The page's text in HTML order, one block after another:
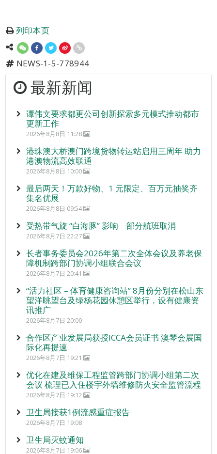
列印本页
NEWS-1-5-778944
最新新闻
谭伟文要求都更公司创新探索多元模式推动都市
更新工作
2026年8月8日 11:28
港珠澳大桥澳门跨境货物转运站启用三周年 助力
港澳物流高效联通
2026年8月8日 10:00
最后两天！万款好物、1 元限定、百万元抽奖齐
集名优展
2026年8月8日 09:54
受热带气旋 “白海豚” 影响 部分航班取消
2026年8月7日 22:27
长者事务委员会2026年第二次全体会议及养老保
障机制跨部门协调小组联合会议
2026年8月7日 20:41
“活力社区 – 体育健康咨询站” 8月份分别在松山东
望洋眺望台及绿杨花园休憩区举行，设有健康资
讯推广
2026年8月7日 20:00
合作区产业发展局获授ICCA会员证书 澳琴会展国
际化再提速
2026年8月7日 19:21
优化在建及维保工程监管跨部门协调小组第二次
会议 梳理已入住楼宇外墙维修防火安全监管流程
2026年8月7日 19:12
卫生局接获1例流感重症报告
2026年8月7日 19:08
卫生局灭蚊通知
2026年8月7日 19:06